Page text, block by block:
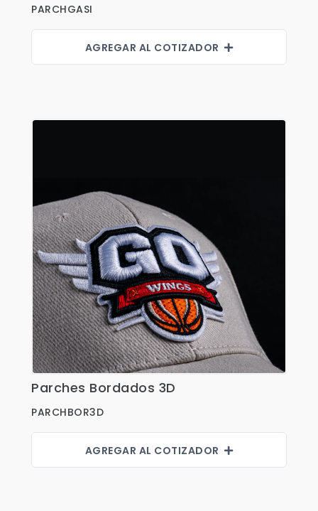
Shorts
Sweaters
T-shirts
PARCHGASI
AGREGAR AL COTIZADOR
Ver Detalles
Parches Bordados 3D
PARCHBOR3D
AGREGAR AL COTIZADOR